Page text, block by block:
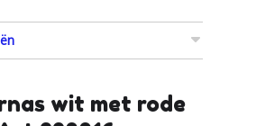
wit met rode